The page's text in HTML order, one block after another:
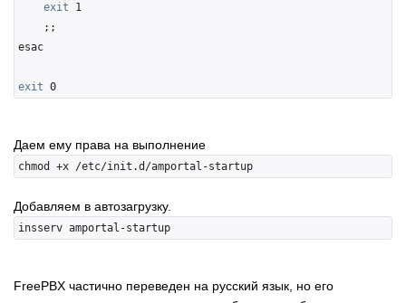
exit 1
esac
exit
Даем ему права на выполнение
Добавляем в автозагрузку.
FreePBX частично переведен на русский язык, но его